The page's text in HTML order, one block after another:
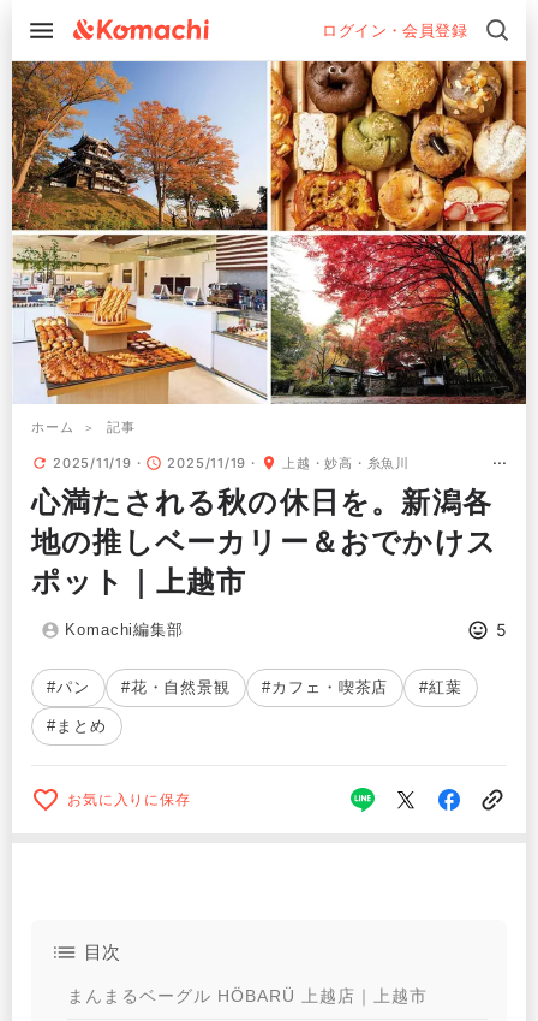
ログイン・会員登録
ホーム 記事
2025/11/19 2025/11/19 上越・妙高・糸魚川
心満たされる秋の休日を。新潟各
地の推しベーカリー＆おでかけス
ポット｜上越市
Komachi編集部 5
#パン #花・自然景観 #カフェ・喫茶店 #紅葉
#まとめ
お気に入りに保存
目次
まんまるベーグル HÖBARÜ 上越店｜上越市